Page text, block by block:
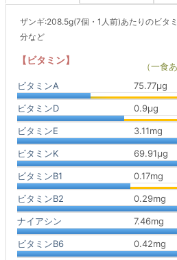
ザンギ:208.5g(7個・1人前)あたりのビタ
分など
【ビタミン】
（一食
ビタミンA
75.77μg
ビタミンD 0.9μg
ビタミンE 3.11mg
ビタミンK 69.91μg
ビタミンB1 0.17mg
ビタミンB2 0.29mg
ナイアシン 7.46mg
ビタミンB6 0.42mg